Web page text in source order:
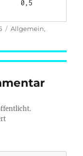
Kategorien
Allgemein,